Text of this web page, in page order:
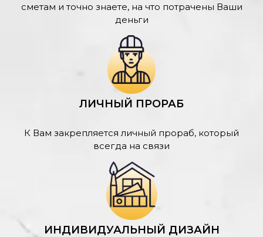
сметам и точно знаете, на что потрачены Ваши
деньги
ЛИЧНЫЙ ПРОРАБ
К Вам закрепляется личный прораб, который
всегда на связи
ИНДИВИДУАЛЬНЫЙ ДИЗАЙН